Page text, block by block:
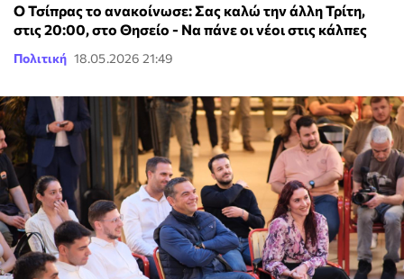
Ο Τσίπρας το ανακοίνωσε: Σας καλώ την άλλη Τρίτη,
στις 20:00, στο Θησείο - Να πάνε οι νέοι στις κάλπες
Πολιτική 18.05.2026 21:49